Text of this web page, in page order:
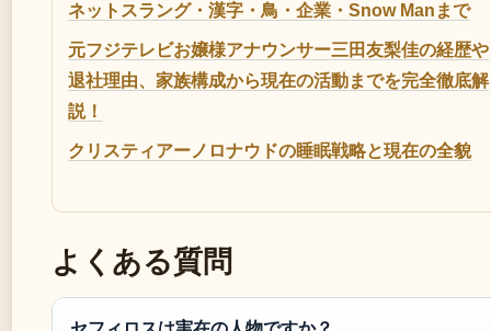
ネットスラング・漢字・鳥・企業・Snow Manまで
元フジテレビお嬢様アナウンサー三田友梨佳の経歴や
退社理由、家族構成から現在の活動までを完全徹底解
説！
クリスティアーノロナウドの睡眠戦略と現在の全貌
よくある質問